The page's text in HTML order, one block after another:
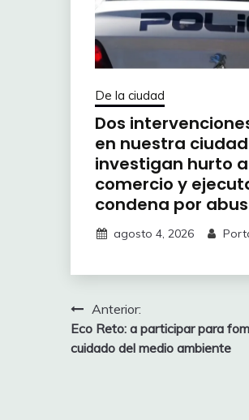
De la ciudad
Dos
en nuestra
investigan hurto
comercio y
condena por
agosto 4, 2026
Navegación
de
Anterior:
Eco Reto: a participar para
cuidado del medio ambiente